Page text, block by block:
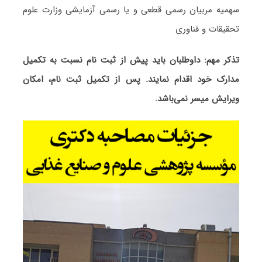
سهمیه مربیان رسمی قطعی و یا رسمی آزمایشی وزارت علوم
تحقیقات و فناوری
تذکر مهم: داوطلبان باید پیش از ثبت نام نسبت به تکمیل
مدارک خود اقدام نمایند. پس از تکمیل ثبت نام، امکان
ویرایش میسر نمی‌باشد.